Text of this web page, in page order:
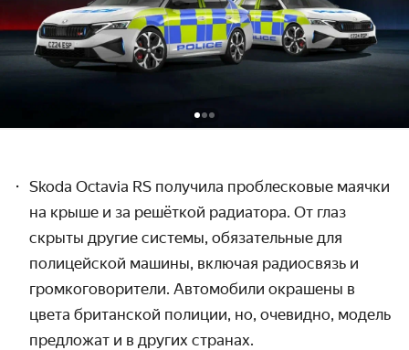
Skoda Octavia RS получила проблесковые маячки
на крыше и за решёткой радиатора. От глаз
скрыты другие системы, обязательные для
полицейской машины, включая радиосвязь и
громкоговорители. Автомобили окрашены в
цвета британской полиции, но, очевидно, модель
предложат и в других странах.